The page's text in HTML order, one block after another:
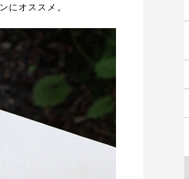
にオススメ。